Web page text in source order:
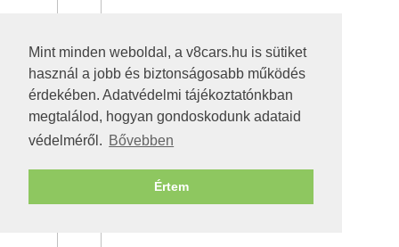
Mint minden weboldal, a v8cars.hu is sütiket
használ a jobb és biztonságosabb működés
érdekében. Adatvédelmi tájékoztatónkban
megtalálod, hogyan gondoskodunk adataid
védelméről. Bővebben
Értem